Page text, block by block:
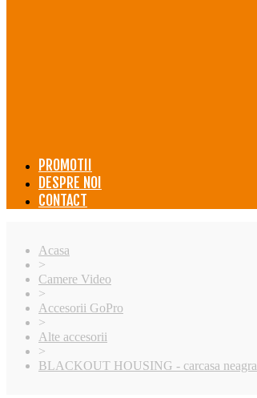
PROMOTII
DESPRE NOI
CONTACT
Acasa
>
Camere Video
>
Accesorii GoPro
>
Alte accesorii
>
BLACKOUT HOUSING - carcasa neagra